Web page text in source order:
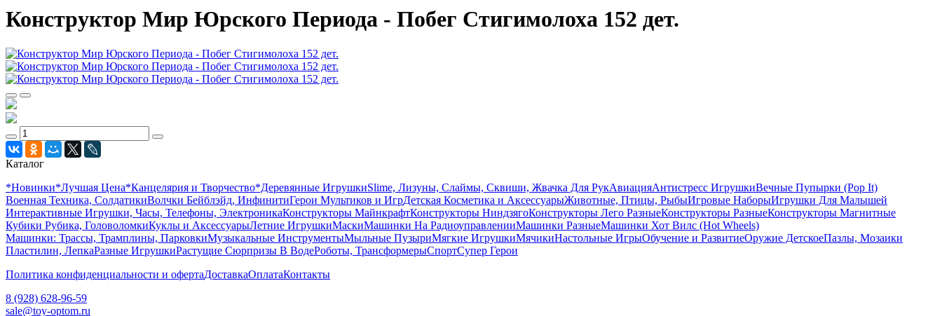
Конструктор Мир Юрского Периода - Побег Стигимолоха 152 дет.
Каталог
*Новинки*Лучшая Цена*Канцелярия и Творчество*Деревянные ИгрушкиSlime, Лизуны, Слаймы, Сквиши, Жвачка Для РукАвиацияАнтистресс ИгрушкиВечные Пупырки (Pop It)
Военная Техника, СолдатикиВолчки Бейблэйд, ИнфинитиГерои Мультиков и ИгрДетcкая Косметика и АксессуарыЖивотные, Птицы, РыбыИгровые НаборыИгрушки Для Малышей
Интерактивные Игрушки, Часы, Телефоны, ЭлектроникаКонструкторы МайнкрафтКонструкторы НиндзягоКонструкторы Лего РазныеКонструкторы РазныеКонструкторы Магнитные
Кубики Рубика, ГоловоломкиКуклы и АксессуарыЛетние ИгрушкиМаскиМашинки На РадиоуправленииМашинки РазныеМашинки Хот Вилс (Hot Wheels)
Машинки: Трассы, Трамплины, ПарковкиМузыкальные ИнструментыМыльные ПузыриМягкие ИгрушкиМячикиНастольные ИгрыОбучение и РазвитиеОружие ДетскоеПазлы, Мозаики
Пластилин, ЛепкаРазные ИгрушкиРастущие Сюрпризы В ВодеРоботы, ТрансформерыСпортСупер Герои
Политика конфиденциальности и офертаДоставкаОплатаКонтакты
8 (928) 628-96-59
sale@toy-optom.ru